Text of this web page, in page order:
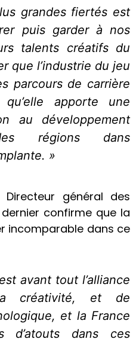
grandes fiertés est
puis garder à nos
talents créatifs du
que l’industrie du jeu
parcours de carrière
apporte une
au développement
régions dans
»
général des
confirme que la
incomparable dans ce
avant tout l’alliance
créativité, et de
et la France
d’atouts dans ces